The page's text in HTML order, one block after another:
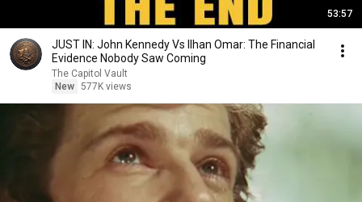
53:57
JUST IN: John Kennedy Vs Ilhan Omar: The Financial
Evidence Nobody Saw Coming
The Capitol Vault
New 577K views